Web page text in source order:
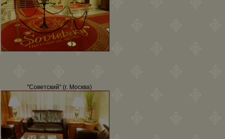
"Советский" (г. Москва)